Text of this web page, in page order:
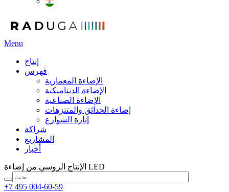
Menu
إنتاج
فهرس
الإضاءة المعمارية
الإضاءة الديناميكية
الإضاءة الصناعية
إضاءة الحدائق والمتنزهات
إنارة الشوارع
شراكة
المشاريع
أخبار
الإنتاج الروسي من إضاءة LED
+7 495 004-60-59